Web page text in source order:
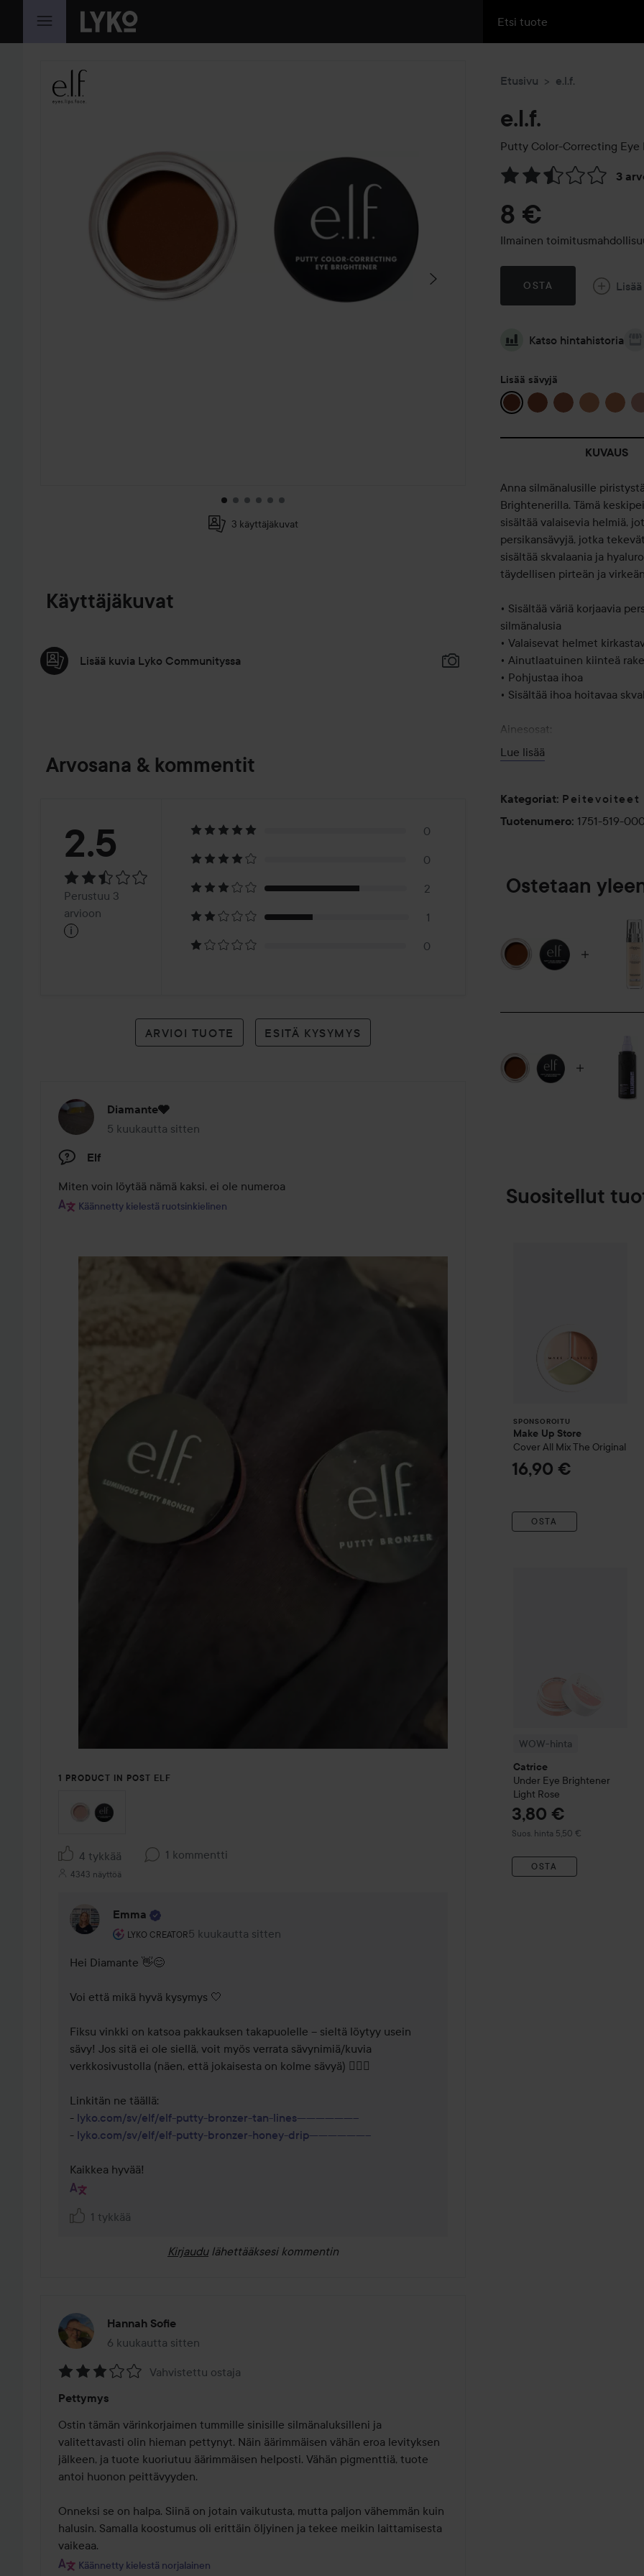
SIIRTYÄ JHK SISÄLTÖÖN
OHITA OSIO
3 käyttäjäkuvat
Käyttäjäkuvat
Lisää kuvia Lyko Communityssa
Arvosana & kommentit
Arvosana:
2.5Perustuu
3
2.5
Perustuu 3
arvioon
i
0
0
2
1
0
ARVIOI TUOTE ESITÄ KYSYMYS
Diamante🩶
5 kuukautta sitten
Viesti luotiin 5 kuukautta sitten
Elf
Miten voin löytää nämä kaksi, ei ole numeroa
Käännetty kielestä ruotsinkielinen
1 PRODUCT IN POST ELF
4 tykkää 1 kommentti
4343 näyttöä
Emma
LYKO CREATOR
Käyttäjän rooli: Lyko Creator.
5 kuukautta sitten
Kommentti lisättiin 5 kuukautta sitten
Hei Diamante 👋😊
Voi että mikä hyvä kysymys 🤍
Fiksu vinkki on katsoa pakkauksen takapuolelle – sieltä löytyy usein
sävy! Jos sitä ei ole siellä, voit myös verrata sävynimiä/kuvia
verkkosivustolla (näen, että jokaisesta on kolme sävyä) 🕵🏼‍♀️
Linkitän ne täällä:
- lyko.com/sv/elf/elf-putty-bronzer-tan-lines--------------------
- lyko.com/sv/elf/elf-putty-bronzer-honey-drip--------------------
Kaikkea hyvää!
1 tykkää
Kirjaudu lähettääksesi kommentin
Hannah Sofie
6 kuukautta sitten
Viesti luotiin 6 kuukautta sitten
3
/
5
Vahvistettu ostaja
Pettymys
Ostin tämän värinkorjaimen tummille sinisille silmänaluksilleni ja
valitettavasti olin hieman pettynyt. Näin äärimmäisen vähän eroa levityksen
jälkeen, ja tuote kuoriutuu äärimmäisen helposti. Vähän pigmenttiä, tuote
antoi huonon peittävyyden.
Onneksi se on halpa. Siinä on jotain vaikutusta, mutta paljon vähemmän kuin
halusin. Samalla koostumus oli erittäin öljyinen ja tekee meikin laittamisesta
vaikeaa.
Käännetty kielestä norjalainen
Etusivu e.l.f.
e.l.f.
Putty Color-Correcting Eye
3
Siirtyä jhk Arvosana &
8 €
Ilmainen
OSTA Lisää
Katso hintahistoria
Lisää sävyjä
KUVAUS
Anna silmänalusille
Brightenerilla. Tämä
sisältää valaisevia helmiä,
persikansävyjä, jotka
sisältää skvalaania ja
täydellisen pirteän ja
• Sisältää väriä korjaavia
silmänalusia
• Valaisevat helmet
• Ainutlaatuinen kiinteä
• Pohjustaa ihoa
• Sisältää ihoa hoitavaa
Ainesosat:
• Skvalaani
• Hyaluronihappo
Sopii hyvin: Normaalille,
Ylpeästi 100 % vegaani,
Tämä tuote on valmistettu
Käyttö:
Taputtele kevyesti
Lue lisää
Kategoriat: Peitevoiteet
Tuotenumero: 1751-519-
Ostetaan
Suositellut
SPONSOROITU
Make Up Store
Cover All MixThe Original
16,90 €
OSTA
WOW-hinta
Catrice
Under Eye Brightener
Light Rose
3,80 €
Suos. hinta 5,50 €
Suositeltu hinta 5,50 €
OSTA